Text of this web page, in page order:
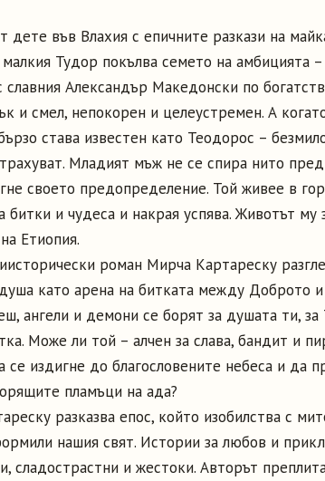
дете във Влахия с епичните разкази на
Тудор покълва семето на амбицията
славния Александър Македонски по
и смел, непокорен и целеустремен. А
става известен като Теодорос –
Младият мъж не се спира нито
своето предопределение. Той живее в
битки и чудеса и накрая успява. Животът
Етиопия.
роман Мирча Картареску
като арена на битката между Доброто и
ангели и демони се борят за душата ти,
Може ли той – алчен за слава, бандит и
се издигне до благословените небеса и да
пламъци на ада?
разказва епос, който изобилства с
нашия свят. Истории за любов и
сладострастни и жестоки. Авторът